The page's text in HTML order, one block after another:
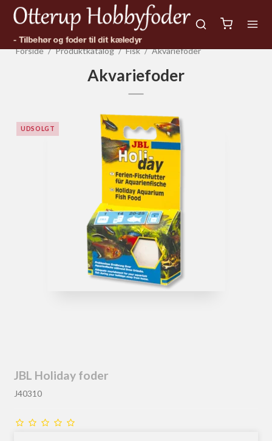
Forside / Produktkatalog / Fisk / Akvariefoder
Akvariefoder
UDSOLGT
JBL Holiday foder
J40310